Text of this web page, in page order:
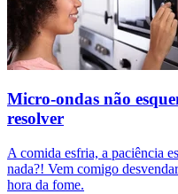
Micro-ondas não
resolver
A comida esfria, a paciência
nada?! Vem comigo
hora da fome.